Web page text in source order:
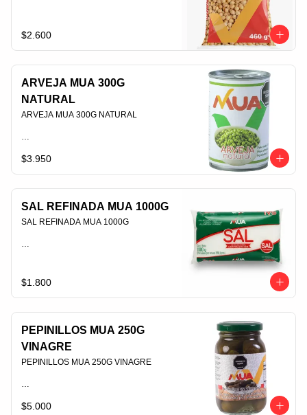
PLU 006389
$2.600
ARVEJA MUA 300G
NATURAL
ARVEJA MUA 300G NATURAL
$3.950
SAL REFINADA MUA 1000G
SAL REFINADA MUA 1000G
PLU 009935
$1.800
PEPINILLOS MUA 250G
VINAGRE
PEPINILLOS MUA 250G VINAGRE
$5.000